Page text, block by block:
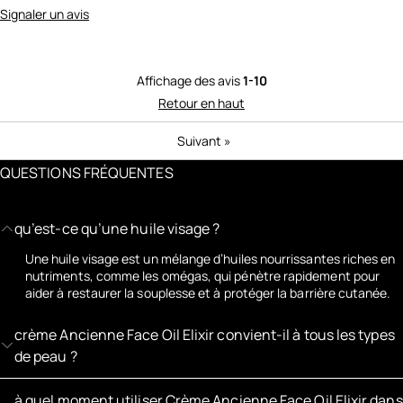
Signaler un avis
Affichage des avis1-10
Retour en haut
Suivant »
QUESTIONS FRÉQUENTES
qu’est-ce qu’une huile visage ?
Une huile visage est un mélange d’huiles nourrissantes riches en
nutriments, comme les omégas, qui pénètre rapidement pour
aider à restaurer la souplesse et à protéger la barrière cutanée.
crème Ancienne Face Oil Elixir convient-il à tous les types
de peau ?